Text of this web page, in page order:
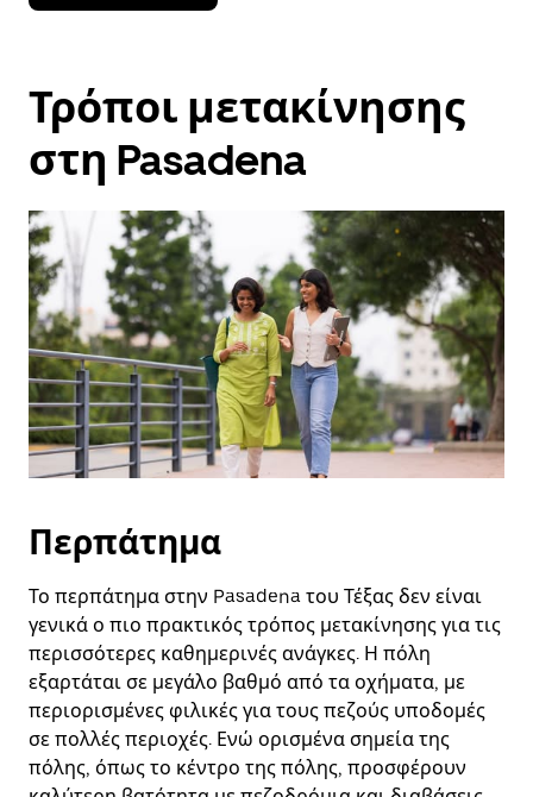
πλήκτρο
βέλος
για
μετακινηθείτε
και
να
επιλέξετε
μια
ημερομηνία.
Πατήστε
το
πλήκτρο
escape
για
να
κλείσετε
το
Τρόποι μετακίνησης
στη Pasadena
Περπάτημα
Το περπάτημα στην Pasadena του Τέξας δεν είναι
γενικά ο πιο πρακτικός τρόπος μετακίνησης για τις
περισσότερες καθημερινές ανάγκες. Η πόλη
εξαρτάται σε μεγάλο βαθμό από τα οχήματα, με
περιορισμένες φιλικές για τους πεζούς υποδομές
σε πολλές περιοχές. Ενώ ορισμένα σημεία της
πόλης, όπως το κέντρο της πόλης, προσφέρουν